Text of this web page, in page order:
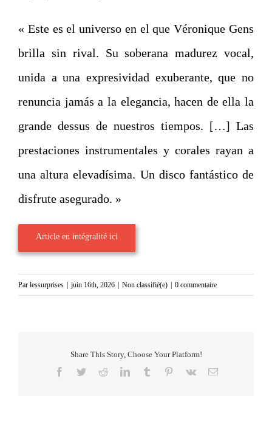
« Este es el universo en el que Véronique Gens
brilla sin rival. Su soberana madurez vocal,
unida a una expresividad exuberante, que no
renuncia jamás a la elegancia, hacen de ella la
grande dessus de nuestros tiempos. […] Las
prestaciones instrumentales y corales rayan a
una altura elevadísima. Un disco fantástico de
disfrute asegurado. »
Article en intégralité ici
Par lessurprises juin 16th, 2026 Non classifié(e) 0 commentaire
Share This Story, Choose Your Platform!
Facebook
TwitterRedditLinkedInTumblr Pinterest
Vk Email